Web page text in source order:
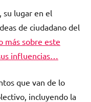
lugar en el
de ciudadano del
más sobre este
influencias…
que van de lo
incluyendo la